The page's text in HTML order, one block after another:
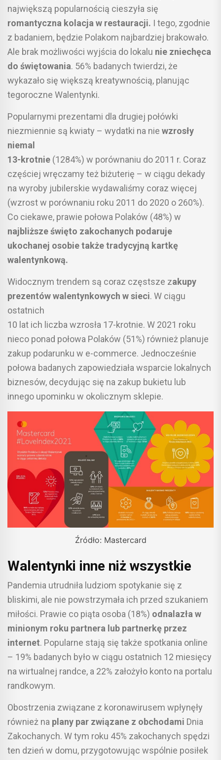
największą popularnością cieszyła się
romantyczna kolacja w restauracji. I tego, zgodnie
z badaniem, będzie Polakom najbardziej brakowało.
Ale brak możliwości wyjścia do lokalu nie zniechęca
do świętowania. 56% badanych twierdzi, że
wykazało się większą kreatywnością, planując
tegoroczne Walentynki.
Popularnymi prezentami dla drugiej połówki
niezmiennie są kwiaty – wydatki na nie wzrosły
niemal
13-krotnie (1284%) w porównaniu do 2011 r. Coraz
częściej wręczamy też biżuterię – w ciągu dekady
na wyroby jubilerskie wydawaliśmy coraz więcej
(wzrost w porównaniu roku 2011 do 2020 o 260%).
Co ciekawe, prawie połowa Polaków (48%) w
najbliższe święto zakochanych podaruje
ukochanej osobie także tradycyjną kartkę
walentynkową.
Widocznym trendem są coraz częstsze zakupy
prezentów walentynkowych w sieci. W ciągu
ostatnich
10 lat ich liczba wzrosła 17-krotnie. W 2021 roku
nieco ponad połowa Polaków (51%) również planuje
zakup podarunku w e-commerce. Jednocześnie
połowa badanych zapowiedziała wsparcie lokalnych
biznesów, decydując się na zakup bukietu lub
innego upominku w okolicznym sklepie.
Źródło: Mastercard
Walentynki inne niż wszystkie
Pandemia utrudniła ludziom spotykanie się z
bliskimi, ale nie powstrzymała ich przed szukaniem
miłości. Prawie co piąta osoba (18%) odnalazła w
minionym roku partnera lub partnerkę przez
internet. Popularne stają się także spotkania online
– 19% badanych było w ciągu ostatnich 12 miesięcy
na wirtualnej randce, a 22% założyło konto na portalu
randkowym.
Obostrzenia związane z koronawirusem wpłynęły
również na plany par związane z obchodami Dnia
Zakochanych. W tym roku 45% zakochanych spędzi
ten dzień w domu, przygotowując wspólnie posiłek